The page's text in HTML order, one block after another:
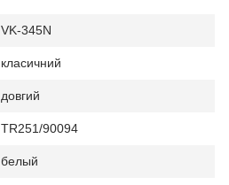
VK-345N
класичний
довгий
TR251/90094
белый